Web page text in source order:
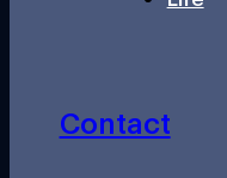
Contact